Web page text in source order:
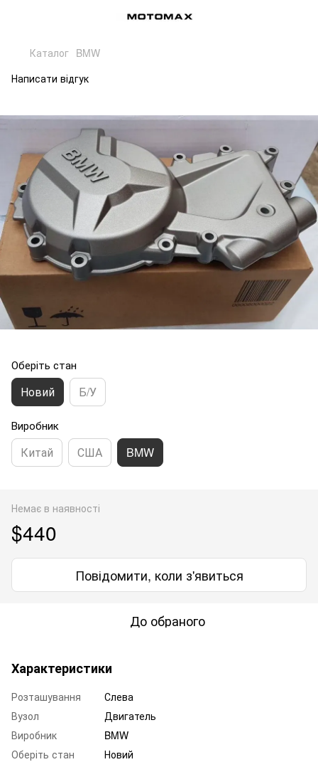
Каталог BMW
Написати відгук
Оберіть стан
Новий Б/У
Виробник
Китай США BMW
Немає в наявності
$440
Повідомити, коли з'явиться
До обраного
Характеристики
Розташування
Слева
Вузол
Двигатель
Виробник
BMW
Оберіть стан
Новий